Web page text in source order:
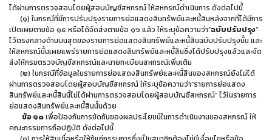
ได้ผ่านการตรวจสอบโดยผู้สอบบัญชีสหกรณ์ ให้สหกรณ์ดำเนินการ ดังต่อไปนี้
(๑) ในกรณีที่มีการปรับปรุงรายการย่อแสดงสินทรัพย์และหนี้สินหลังจากที่ได้มีการ
เปิดเผยตามข้อ ๑๕ หรือได้จัดส่งตามข้อ ๑๖ แล้ว ให้ระบุข้อความว่า“ฉบับปรับปรุง”
ไว้ตรงกลางด้านบนสุดของรายการย่อแสดงสินทรัพย์และหนี้สินฉบับปรับปรุงนั้น และ
ให้สหกรณ์นั้นเผยแพร่รายการย่อแสดงสินทรัพย์และหนี้สินซึ่งได้ปรับปรุงแล้วและจัด
ส่งให้กรมตรวจบัญชีสหกรณ์และนายทะเบียนสหกรณ์เพิ่มเติม
(๒) ในกรณีที่ข้อมูลในรายการย่อแสดงสินทรัพย์และหนี้สินของสหกรณ์ยังไม่ได้
ผ่านการตรวจสอบโดยผู้สอบบัญชีสหกรณ์ ให้ระบุข้อความว่า“รายการย่อแสดง
สินทรัพย์และหนี้สินนี้ไม่ได้ผ่านการตรวจสอบโดยผู้สอบบัญชีสหกรณ์” ไว้ในรายการ
ย่อแสดงสินทรัพย์และหนี้สินนั้นด้วย
ข้อ ๑๘เพื่อป้องกันการขัดกันของผลประโยชน์ในการดำเนินงานของสหกรณ์ ให้
คณะกรรมการถือปฏิบัติ ดังต่อไปนี้